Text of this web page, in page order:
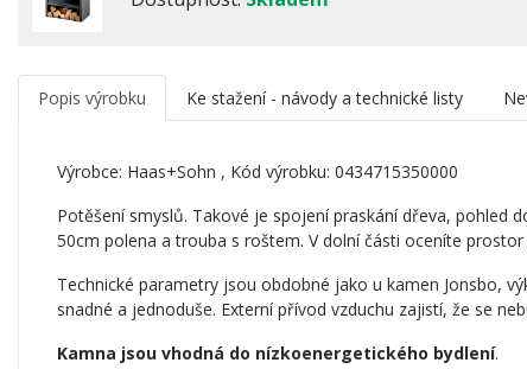
Popis výrobku Ke stažení - návody a technické listy
Výrobce: Haas+Sohn , Kód výrobku: 0434715350000
Potěšení smyslů. Takové je spojení praskání dřeva, pohled
50cm polena a trouba s roštem. V dolní části oceníte
Technické parametry jsou obdobné jako u kamen Jonsbo,
snadné a jednoduše. Externí přívod vzduchu zajistí, že se
Kamna jsou vhodná do nízkoenergetického bydlení.